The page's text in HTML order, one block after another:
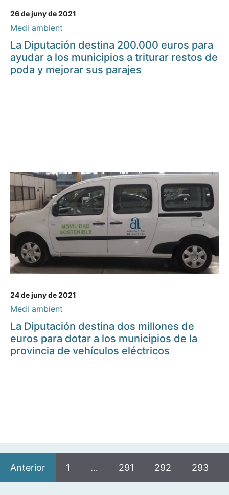
26 de juny de 2021
Medi ambient
La Diputación destina 200.000 euros para
ayudar a los municipios a triturar restos de
poda y mejorar sus parajes
24 de juny de 2021
Medi ambient
La Diputación destina dos millones de
euros para dotar a los municipios de la
provincia de vehículos eléctricos
Anterior 1 … 291 292 293